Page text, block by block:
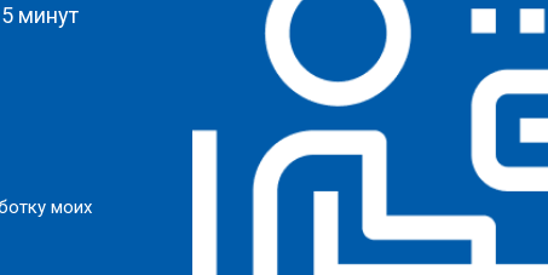
минут
моих